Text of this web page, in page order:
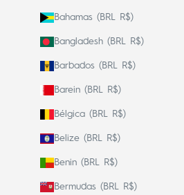
Bahamas (BRL R$)
Bangladesh (BRL R$)
Barbados (BRL R$)
Barein (BRL R$)
Bélgica (BRL R$)
Belize (BRL R$)
Benin (BRL R$)
Bermudas (BRL R$)